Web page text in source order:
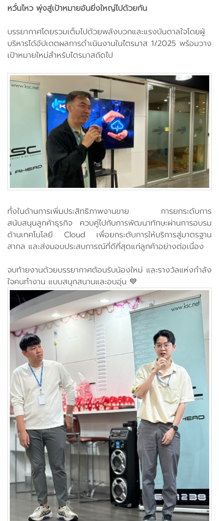
หวั่นไหว พุ่งสู่เป้าหมายอันยิ่งใหญ่ไปด้วยกัน
บรรยากาศโดยรวมเต็มไปด้วยพลังบวกและแรงบันดาลใจโดยผู้
บริหารได้อัปเดตผลการดำเนินงานในไตรมาส 1/2025 พร้อมวาง
เป้าหมายใหม่สำหรับไตรมาสถัดไป
ทั้งในด้านการเพิ่มประสิทธิภาพงานขาย การยกระดับการ
สนับสนุนลูกค้าธุรกิจ ควบคู่ไปกับการพัฒนาทักษะผ่านการอบรม
ด้านเทคโนโลยี Cloud เพื่อยกระดับการให้บริการสู่มาตรฐาน
สากล และส่งมอบประสบการณ์ที่ดีที่สุดแก่ลูกค้าอย่างต่อเนื่อง
จบท้ายงานด้วยบรรยากาศต้อนรับน้องใหม่ และรางวัลแห่งกำลัง
ใจคนทำงาน แบบสนุกสนานและอบอุ่น 💙